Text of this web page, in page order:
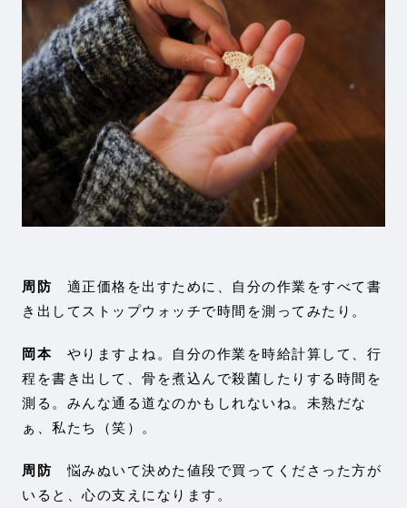
周防 適正価格を出すために、自分の作業をすべて書
き出してストップウォッチで時間を測ってみたり。
岡本 やりますよね。自分の作業を時給計算して、行
程を書き出して、骨を煮込んで殺菌したりする時間を
測る。みんな通る道なのかもしれないね。未熟だな
ぁ、私たち（笑）。
周防 悩みぬいて決めた値段で買ってくださった方が
いると、心の支えになります。